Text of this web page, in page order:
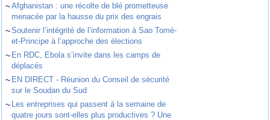
~Afghanistan : une récolte de blé prometteuse
menacée par la hausse du prix des engrais
~Soutenir l’intégrité de l’information à Sao Tomé-
et-Principe à l’approche des élections
~ En RDC, Ebola s’invite dans les camps de
déplacés
~ EN DIRECT - Réunion du Conseil de sécurité
sur le Soudan du Sud
~ Les entreprises qui passent à la semaine de
quatre jours sont-elles plus productives ? Une